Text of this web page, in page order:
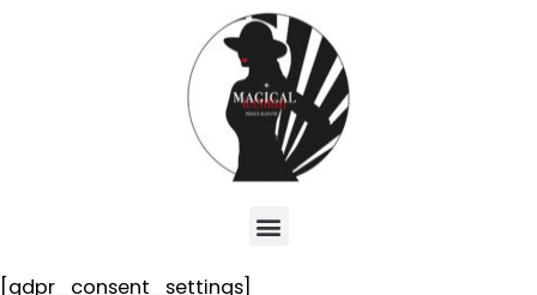
[gdpr_consent_settings]